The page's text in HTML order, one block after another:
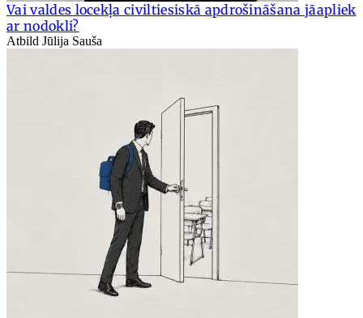
Vai valdes locekļa civiltiesiskā apdrošināšana jāapliek
ar nodokli?
Atbild Jūlija Sauša